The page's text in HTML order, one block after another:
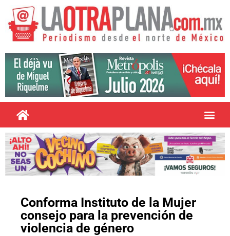
Conforma Instituto de la Mujer
consejo para la prevención de
violencia de género